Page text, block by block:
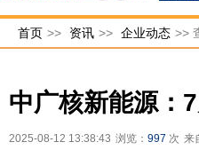
首页 >> 资讯 >> 企业动态 >>
中广核新能源：
2025-08-12 13:38:43 浏览： 997 次 来